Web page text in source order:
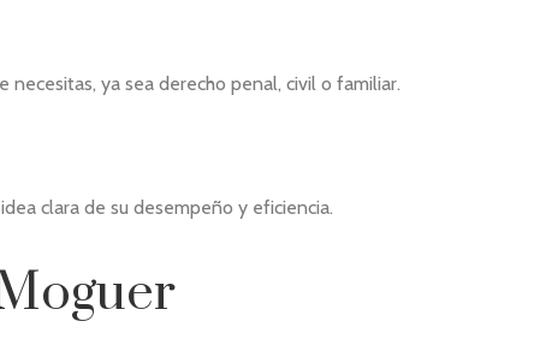
ya sea derecho penal, civil o familiar.
clara de su desempeño y eficiencia.